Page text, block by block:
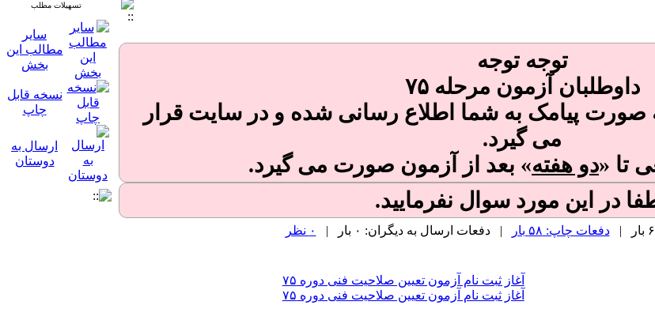
توجه توجه
داوطلبان آزمون مرحله ۷۵
به صورت پیامک به شما اطلاع رسانی شده و در سایت قرار
می گیرد.
تا «دو هفته» بعد از آزمون صورت می گیرد.
در این مورد سوال نفرمایید.
تسهیلات مطلب
سایر
مطالب این
بخش
نسخه قابل
چاپ
ارسال به
دوستان
دفعات چاپ: ۵۸ بار | دفعات ارسال به دیگران: ۰ بار | ۰ نظر
آغاز ثبت نام آزمون تعیین صلاحیت فنی دوره ۷۵
آغاز ثبت نام آزمون تعیین صلاحیت فنی دوره ۷۵